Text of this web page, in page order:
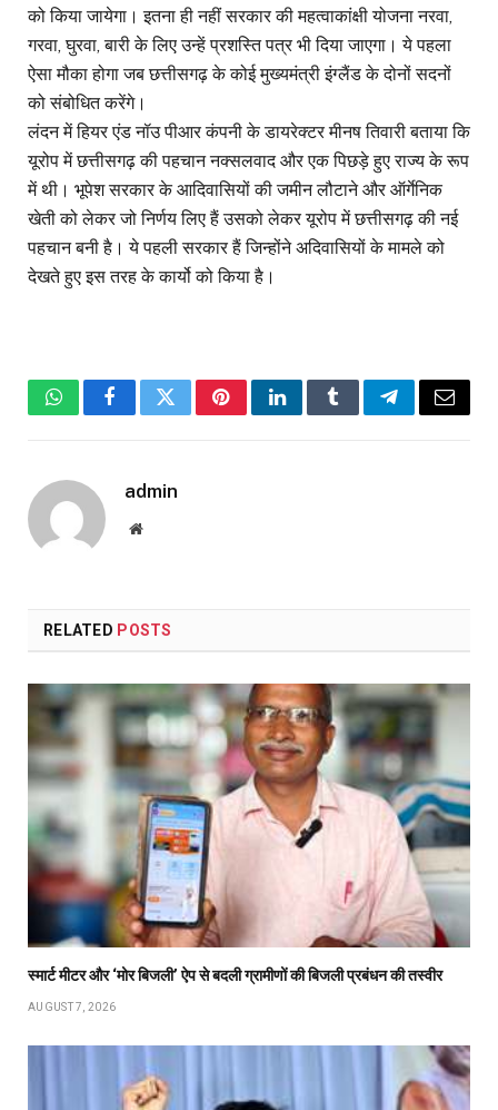
को किया जायेगा। इतना ही नहीं सरकार की महत्वाकांक्षी योजना नरवा,
गरवा, घुरवा, बारी के लिए उन्हें प्रशस्ति पत्र भी दिया जाएगा। ये पहला
ऐसा मौका होगा जब छत्तीसगढ़ के कोई मुख्यमंत्री इंग्लैंड के दोनों सदनों
को संबोधित करेंगे।
लंदन में हियर एंड नॉउ पीआर कंपनी के डायरेक्टर मीनष तिवारी बताया कि
यूरोप में छत्तीसगढ़ की पहचान नक्सलवाद और एक पिछड़े हुए राज्य के रूप
में थी। भूपेश सरकार के आदिवासियों की जमीन लौटाने और ऑर्गेनिक
खेती को लेकर जो निर्णय लिए हैं उसको लेकर यूरोप में छत्तीसगढ़ की नई
पहचान बनी है। ये पहली सरकार हैं जिन्होंने अदिवासियों के मामले को
देखते हुए इस तरह के कार्यो को किया है।
WhatsAppFacebookTwitterPinterestLinkedInTumblrTelegramEmail
admin
Website
RELATED POSTS
स्मार्ट मीटर और ‘मोर बिजली’ ऐप से बदली ग्रामीणों की बिजली प्रबंधन की तस्वीर
AUGUST 7, 2026